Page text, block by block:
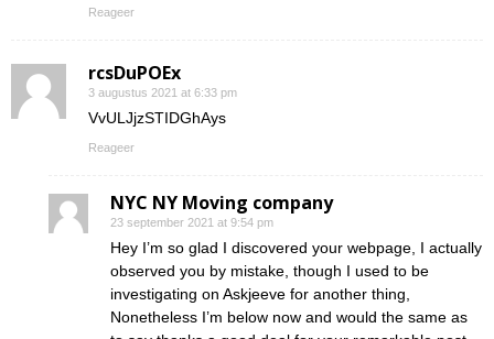
Reageer
rcsDuPOEx
3 augustus 2021 at 6:33 pm
VvULJjzSTIDGhAys
Reageer
NYC NY Moving company
23 september 2021 at 9:54 pm
Hey I’m so glad I discovered your webpage, I actually
observed you by mistake, though I used to be
investigating on Askjeeve for another thing,
Nonetheless I’m below now and would the same as